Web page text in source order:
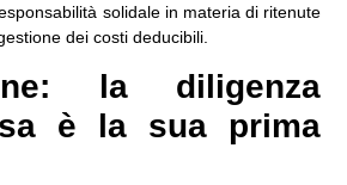
solidale in materia di ritenute
dei costi deducibili.
la diligenza
è la sua prima